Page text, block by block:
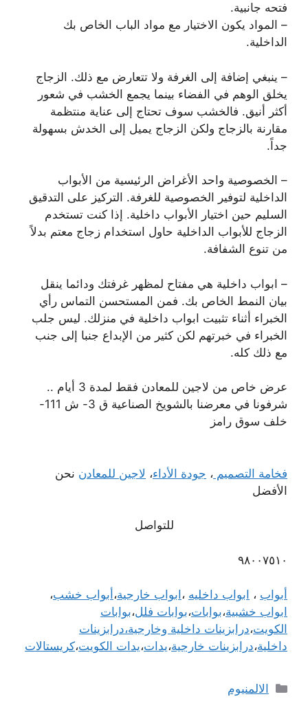
فتحه جانبية.
– المواد يكون الاختيار مع مواد الباب الخاص بك
الداخلية.
– ينبغي إضافة إلى الغرفة ولا تتعارض مع ذلك. الزجاج
يخلق الوهم في الفضاء بينما يجمع الخشب في شعور
أكثر أنيق. فالخشب سوف تحتاج إلى عناية منتظمة
مقارنة بالزجاج ولكن الزجاج يميل إلى الخدش بسهولة
جداً.
– الخصوصية واحد الأغراض الرئيسية من الأبواب
الداخلية لتوفير الخصوصية للغرفة. التركيز على التدقيق
السليم حين اختيار الأبواب داخلية. إذا كنت تستخدم
الزجاج للأبواب الداخلية حاول استخدام زجاج معتم بدلاً
من تنوع الشفافة.
– ابواب داخلية هي مفتاح لمظهر غرفتك ودائما ينقل
بيان النمط الخاص بك. فمن المستحسن التماس رأي
الخبراء أثناء تثبيت ابواب داخلية في منزلك. ليس جلب
الخبراء في خبرتهم لكن كثير من الإبداع جنبا إلى جنب
مع ذلك كله.
عرض خاص من لاجين للمعادن فقط لمدة 3 أيام ..
شرفونا في معرضنا بالشويخ الصناعية ق 3- ش 111-
خلف سوق رامز
فخامة التصميم ، جودة الأداء، لاجين للمعادن نحن
الأفضل
للتواصل
٩٨٠٠٧٥١٠
أبواب ، ابواب داخليه ، ابواب خارجية، أبواب خشب،
ابواب خشبية،بوابات،بوابات فلل،بوابات
الكويت،درابزينات داخلية وخارجية،درابزينات
داخلية،درابزينات خارجية،يدات،يدات الكويت،كريستالات
التصنيفات
الالمنيوم